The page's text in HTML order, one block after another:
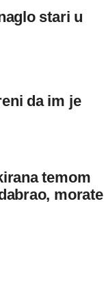
stari u
da im je
temom
morate